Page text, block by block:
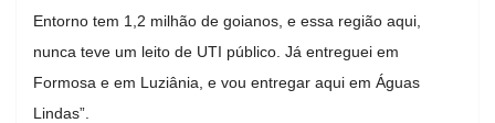
Entorno tem 1,2 milhão de goianos, e essa região aqui,
nunca teve um leito de UTI público. Já entreguei em
Formosa e em Luziânia, e vou entregar aqui em Águas
Lindas”.